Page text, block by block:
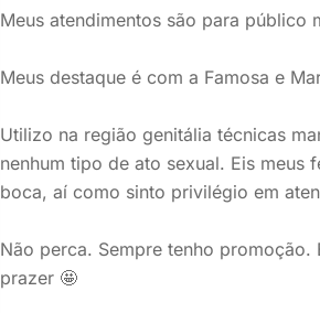
Meus atendimentos são para público
Meus destaque é com a Famosa e
Utilizo na região genitália técnicas
nenhum tipo de ato sexual. Eis
boca, aí como sinto privilégio em
Não perca. Sempre tenho
prazer 🤩